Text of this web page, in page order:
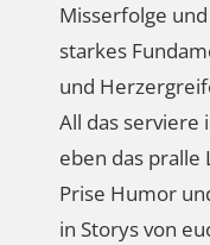
Misserfolge
starkes
und
All das serviere
eben das
Prise Humor
in Storys von